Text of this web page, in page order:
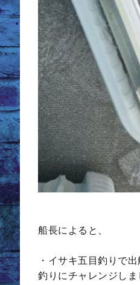
船長によると、
・イサキ五目釣りで
釣りにチャレンジし